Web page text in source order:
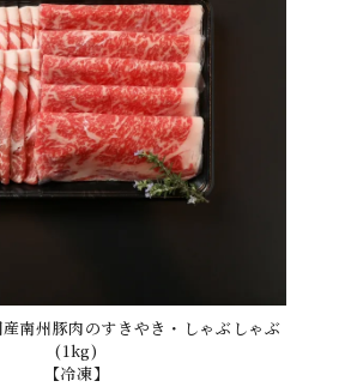
南州豚肉のすきやき・しゃぶしゃぶ
(1kg)
【冷凍】